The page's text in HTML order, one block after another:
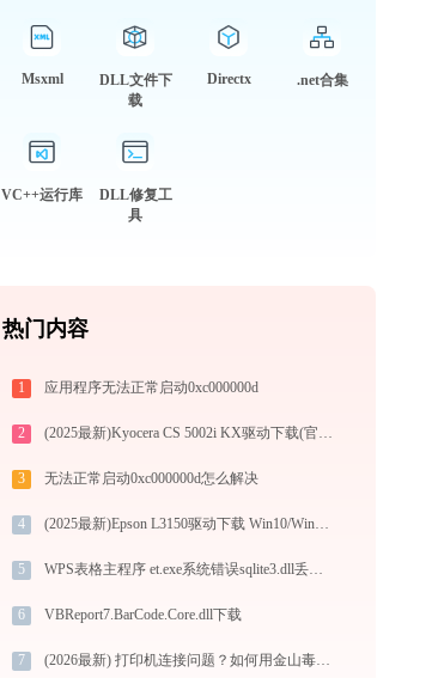
Msxml
DLL文件下
载
Directx .net合集
VC++运行库
DLL修复工
具
热门内容
1 应用程序无法正常启动0xc000000d
2 (2025最新)Kyocera CS 5002i KX驱动下载(官方Win10/Win11)
3 无法正常启动0xc000000d怎么解决
4 (2025最新)Epson L3150驱动下载 Win10/Win11 官方离线安装包图文教程
5 WPS表格主程序 et.exe系统错误sqlite3.dll丢失如何解决
6 VBReport7.BarCode.Core.dll下载
7 (2026最新) 打印机连接问题？如何用金山毒霸解决！